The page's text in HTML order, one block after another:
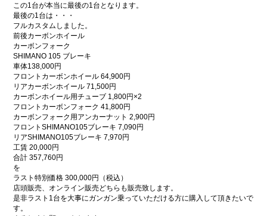
この1台が本当に最後の1台となります。
最後の1台は・・・
フルカスタムしました。
前後カーボンホイール
カーボンフォーク
SHIMANO 105 ブレーキ
車体138,000円
フロントカーボンホイール 64,900円
リアカーボンホイール 71,500円
カーボンホイール用チューブ 1,800円×2
フロントカーボンフォーク 41,800円
カーボンフォーク用アンカーナット 2,900円
フロントSHIMANO105ブレーキ 7,090円
リアSHIMANO105ブレーキ 7,970円
工賃 20,000円
合計 357,760円
を
ラスト特別価格 300,000円（税込）
店頭販売、オンライン販売どちらも販売致します。
是非ラスト1台を大事にガンガン乗っていただける方に購入して頂きたいで
す。